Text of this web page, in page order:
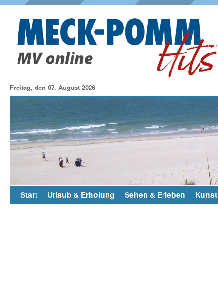
Freitag, den 07. August 2026
Start Urlaub & Erholung Sehen & Erleben